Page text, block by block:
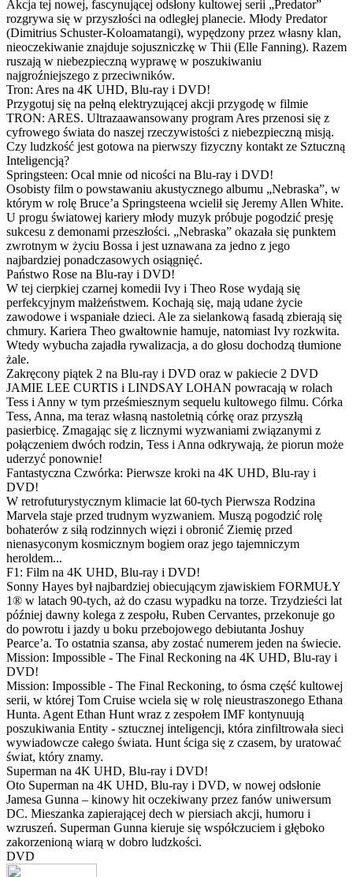
Akcja tej nowej, fascynującej odsłony kultowej serii „Predator”
rozgrywa się w przyszłości na odległej planecie. Młody Predator
(Dimitrius Schuster-Koloamatangi), wypędzony przez własny klan,
nieoczekiwanie znajduje sojuszniczkę w Thii (Elle Fanning). Razem
ruszają w niebezpieczną wyprawę w poszukiwaniu
najgroźniejszego z przeciwników.
Tron: Ares na 4K UHD, Blu-ray i DVD!
Przygotuj się na pełną elektryzującej akcji przygodę w filmie
TRON: ARES. Ultrazaawansowany program Ares przenosi się z
cyfrowego świata do naszej rzeczywistości z niebezpieczną misją.
Czy ludzkość jest gotowa na pierwszy fizyczny kontakt ze Sztuczną
Inteligencją?
Springsteen: Ocal mnie od nicości na Blu-ray i DVD!
Osobisty film o powstawaniu akustycznego albumu „Nebraska”, w
którym w rolę Bruce’a Springsteena wcielił się Jeremy Allen White.
U progu światowej kariery młody muzyk próbuje pogodzić presję
sukcesu z demonami przeszłości. „Nebraska” okazała się punktem
zwrotnym w życiu Bossa i jest uznawana za jedno z jego
najbardziej ponadczasowych osiągnięć.
Państwo Rose na Blu-ray i DVD!
W tej cierpkiej czarnej komedii Ivy i Theo Rose wydają się
perfekcyjnym małżeństwem. Kochają się, mają udane życie
zawodowe i wspaniałe dzieci. Ale za sielankową fasadą zbierają się
chmury. Kariera Theo gwałtownie hamuje, natomiast Ivy rozkwita.
Wtedy wybucha zajadła rywalizacja, a do głosu dochodzą tłumione
żale.
Zakręcony piątek 2 na Blu-ray i DVD oraz w pakiecie 2 DVD
JAMIE LEE CURTIS i LINDSAY LOHAN powracają w rolach
Tess i Anny w tym prześmiesznym sequelu kultowego filmu. Córka
Tess, Anna, ma teraz własną nastoletnią córkę oraz przyszłą
pasierbicę. Zmagając się z licznymi wyzwaniami związanymi z
połączeniem dwóch rodzin, Tess i Anna odkrywają, że piorun może
uderzyć ponownie!
Fantastyczna Czwórka: Pierwsze kroki na 4K UHD, Blu-ray i
DVD!
W retrofuturystycznym klimacie lat 60-tych Pierwsza Rodzina
Marvela staje przed trudnym wyzwaniem. Muszą pogodzić rolę
bohaterów z siłą rodzinnych więzi i obronić Ziemię przed
nienasyconym kosmicznym bogiem oraz jego tajemniczym
heroldem...
F1: Film na 4K UHD, Blu-ray i DVD!
Sonny Hayes był najbardziej obiecującym zjawiskiem FORMUŁY
1® w latach 90-tych, aż do czasu wypadku na torze. Trzydzieści lat
później dawny kolega z zespołu, Ruben Cervantes, przekonuje go
do powrotu i jazdy u boku przebojowego debiutanta Joshuy
Pearce’a. To ostatnia szansa, aby zostać numerem jeden na świecie.
Mission: Impossible - The Final Reckoning na 4K UHD, Blu-ray i
DVD!
Mission: Impossible - The Final Reckoning, to ósma część kultowej
serii, w której Tom Cruise wciela się w rolę nieustraszonego Ethana
Hunta. Agent Ethan Hunt wraz z zespołem IMF kontynuują
poszukiwania Entity - sztucznej inteligencji, która zinfiltrowała sieci
wywiadowcze całego świata. Hunt ściga się z czasem, by uratować
świat, który znamy.
Superman na 4K UHD, Blu-ray i DVD!
Oto Superman na 4K UHD, Blu-ray i DVD, w nowej odsłonie
Jamesa Gunna – kinowy hit oczekiwany przez fanów uniwersum
DC. Mieszanka zapierającej dech w piersiach akcji, humoru i
wzruszeń. Superman Gunna kieruje się współczuciem i głęboko
zakorzenioną wiarą w dobro ludzkości.
DVD